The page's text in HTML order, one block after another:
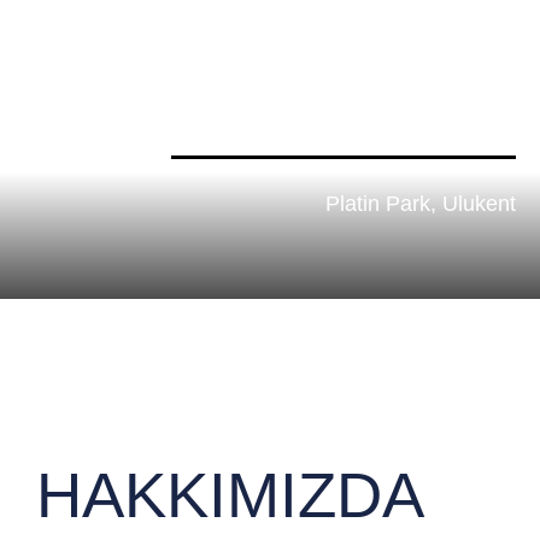
Platin Park, Ulukent
HAKKIMIZDA